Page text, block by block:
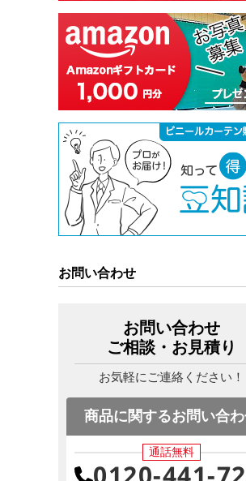
お問い合わせ
お問い合わせ
ご相談・お見積り
お気軽にご連絡ください！
商品に関するお問い合
通話無料